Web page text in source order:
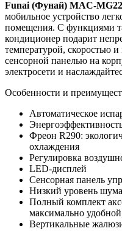
Funai (Фунай) MAC-
мобильное устройство
помещения. С функциями
кондиционер подарит
температурой, скоростью
сенсорной панелью на
электросети и
Особенности и
Автоматическое
Фреон R290:
охлаждения
Регулировка
LED-дисплей
Сенсорная панель
Низкий уровень шума
Полный комплект
максимально
Вертикальные